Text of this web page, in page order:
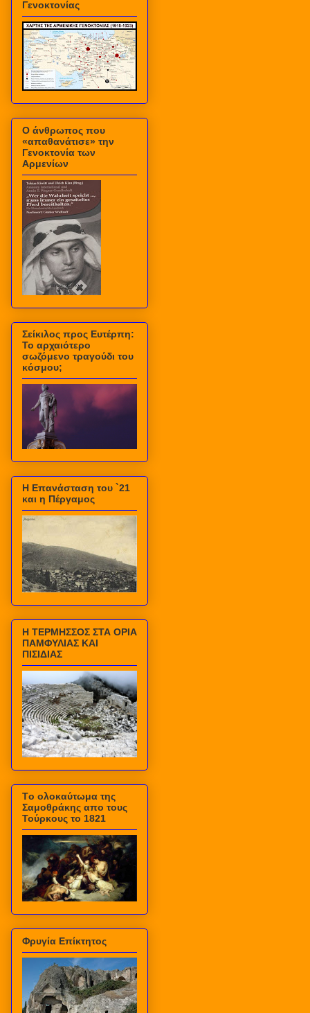
Γενοκτονίας
Ο άνθρωπος που
«απαθανάτισε» την
Γενοκτονία των
Αρμενίων
Σείκιλος προς Ευτέρπη:
Το αρχαιότερο
σωζόμενο τραγούδι του
κόσμου;
Η Επανάσταση του `21
και η Πέργαμος
Η ΤΕΡΜΗΣΣΟΣ ΣΤΑ ΟΡΙΑ
ΠΑΜΦΥΛΙΑΣ ΚΑΙ
ΠΙΣΙΔΙΑΣ
Τo ολοκαύτωμα της
Σαμοθράκης απο τους
Τούρκους το 1821
Φρυγία Επίκτητος